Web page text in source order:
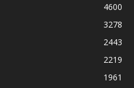
4600
3278
2443
2219
1961